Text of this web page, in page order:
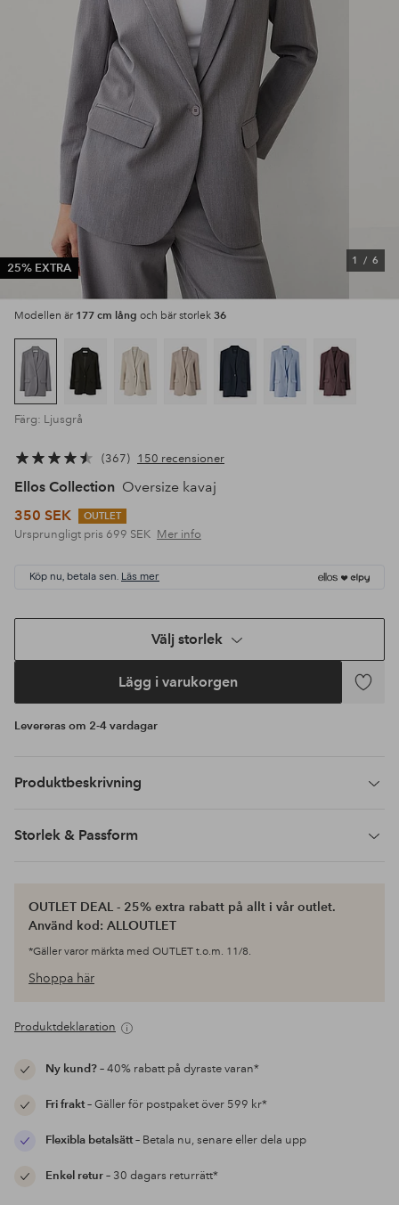
25% EXTRA
1 / 6
Modellen är 177 cm lång och bär storlek 36
Färg: Ljusgrå
367 150 recensioner
Ellos Collection Oversize kavaj
350 SEK
OUTLET
Ursprungligt pris 699 SEK Mer info
Köp nu, betala sen. Läs mer
Välj storlek
Lägg i varukorgen
Lägg
Levereras om 2-4 vardagar
Produktbeskrivning
Storlek & Passform
OUTLET DEAL - 25% extra rabatt på allt i vår outlet.
Använd kod: ALLOUTLET
*Gäller varor märkta med OUTLET t.o.m. 11/8.
Shoppa här
Produktdeklaration
Ny kund?– 40% rabatt på dyraste varan*
Fri frakt– Gäller för postpaket över 599 kr*
Flexibla betalsätt– Betala nu, senare eller dela upp
Enkel retur– 30 dagars returrätt*